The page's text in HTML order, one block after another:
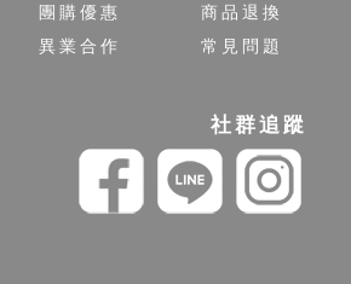
團購優惠
異業合作
商品退換
常見問題
社群追蹤